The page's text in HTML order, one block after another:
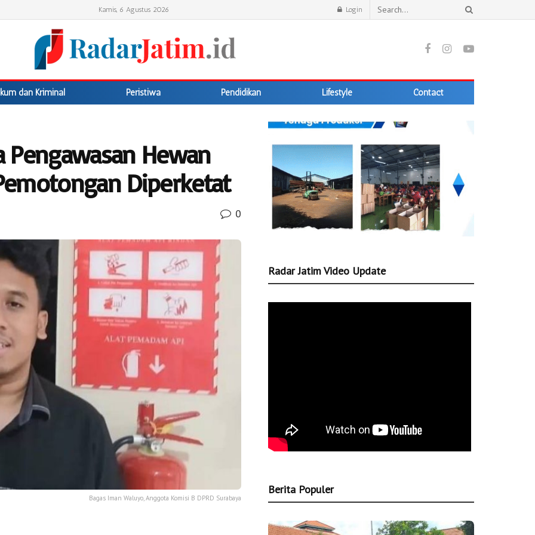
Kamis, 6 Agustus 2026 Login
dan Kriminal Peristiwa Pendidikan Lifestyle Contact
Pengawasan Hewan
Diperketat
0
Bagas Iman Waluyo, Anggota Komisi B DPRD Surabaya
Radar Jatim Video Update
Berita Populer